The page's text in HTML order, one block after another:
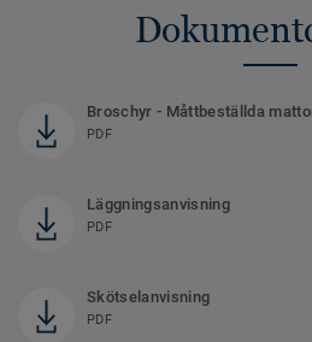
Broschyr - Måttbeställda
PDF
Läggningsanvisning
PDF
Skötselanvisning
PDF